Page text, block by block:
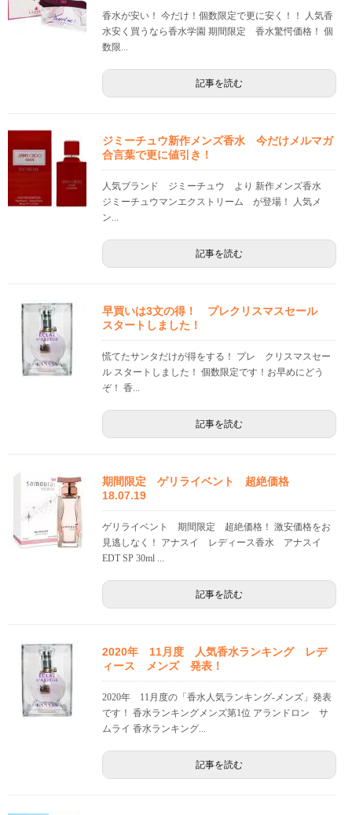
香水が安い！ 今だけ！個数限定で更に安く！！ 人気香
水安く買うなら香水学園 期間限定 香水驚愕価格！ 個
数限...
記事を読む
ジミーチュウ新作メンズ香水 今だけメルマガ
合言葉で更に値引き！
人気ブランド ジミーチュウ より 新作メンズ香水
ジミーチュウマンエクストリーム が登場！ 人気メ
ン...
記事を読む
早買いは3文の得！ プレクリスマスセール
スタートしました！
慌てたサンタだけが得をする！ プレ クリスマスセー
ル スタートしました！ 個数限定です！お早めにどう
ぞ！ 香...
記事を読む
期間限定 ゲリライベント 超絶価格
18.07.19
ゲリライベント 期間限定 超絶価格！ 激安価格をお
見逃しなく！ アナスイ レディース香水 アナスイ
EDT SP 30ml ...
記事を読む
2020年 11月度 人気香水ランキング レデ
ィース メンズ 発表！
2020年 11月度の「香水人気ランキング-メンズ」発表
です！ 香水ランキングメンズ第1位 アランドロン サ
ムライ 香水ランキング...
記事を読む